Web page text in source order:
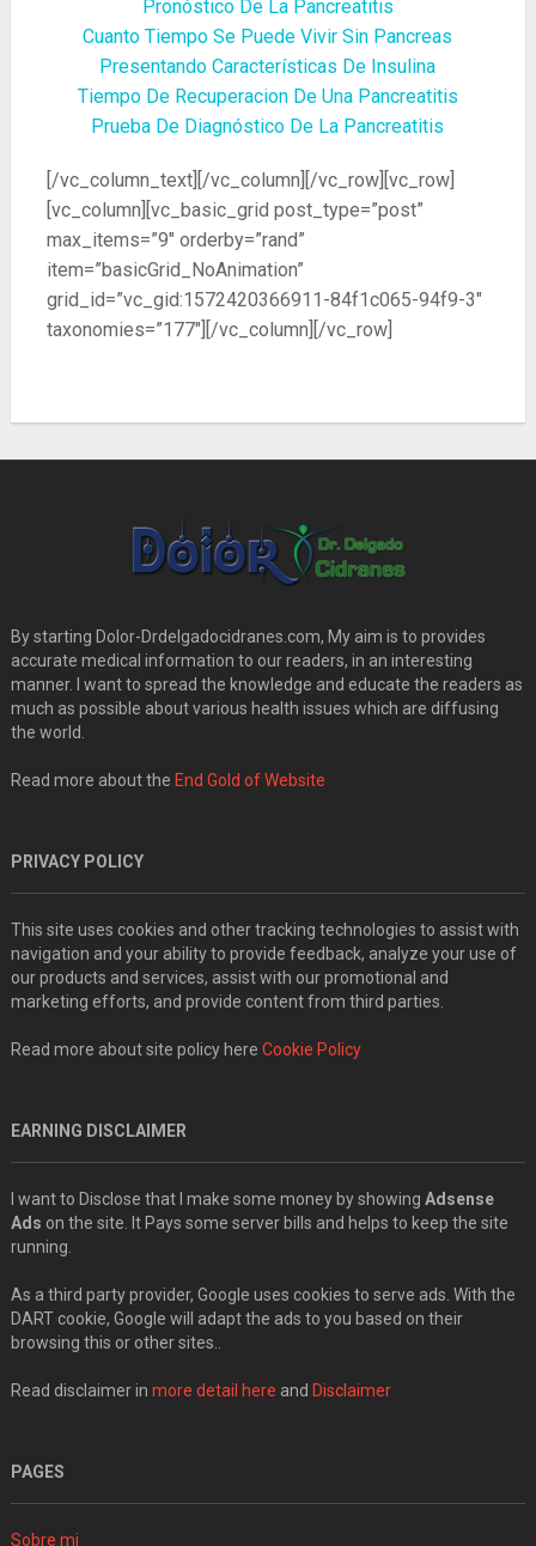
Pronóstico De La Pancreatitis
Cuanto Tiempo Se Puede Vivir Sin Pancreas
Presentando Características De Insulina
Tiempo De Recuperacion De Una Pancreatitis
Prueba De Diagnóstico De La Pancreatitis
[/vc_column_text][/vc_column][/vc_row][vc_row]
[vc_column][vc_basic_grid post_type=”post”
max_items=”9″ orderby=”rand”
item=”basicGrid_NoAnimation”
grid_id=”vc_gid:1572420366911-84f1c065-94f9-3″
taxonomies=”177″][/vc_column][/vc_row]
By starting Dolor-Drdelgadocidranes.com, My aim is to provides
accurate medical information to our readers, in an interesting
manner. I want to spread the knowledge and educate the readers as
much as possible about various health issues which are diffusing
the world.
Read more about the End Gold of Website
PRIVACY POLICY
This site uses cookies and other tracking technologies to assist with
navigation and your ability to provide feedback, analyze your use of
our products and services, assist with our promotional and
marketing efforts, and provide content from third parties.
Read more about site policy here Cookie Policy
EARNING DISCLAIMER
I want to Disclose that I make some money by showing Adsense
Ads on the site. It Pays some server bills and helps to keep the site
running.
As a third party provider, Google uses cookies to serve ads. With the
DART cookie, Google will adapt the ads to you based on their
browsing this or other sites..
Read disclaimer in more detail here and Disclaimer
PAGES
Sobre mi